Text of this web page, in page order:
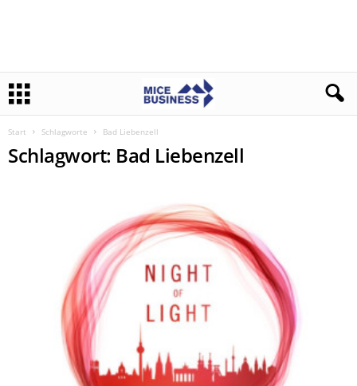
Start Schlagworte Bad Liebenzell
Schlagwort: Bad Liebenzell